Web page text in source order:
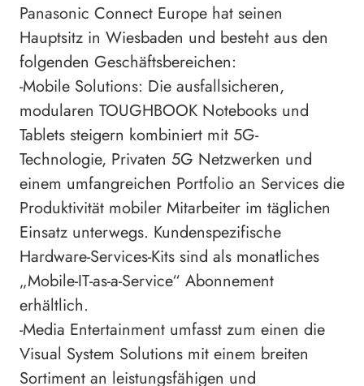
Panasonic Connect Europe hat seinen
Hauptsitz in Wiesbaden und besteht aus den
folgenden Geschäftsbereichen:
-Mobile Solutions: Die ausfallsicheren,
modularen TOUGHBOOK Notebooks und
Tablets steigern kombiniert mit 5G-
Technologie, Privaten 5G Netzwerken und
einem umfangreichen Portfolio an Services die
Produktivität mobiler Mitarbeiter im täglichen
Einsatz unterwegs. Kundenspezifische
Hardware-Services-Kits sind als monatliches
„Mobile-IT-as-a-Service“ Abonnement
erhältlich.
-Media Entertainment umfasst zum einen die
Visual System Solutions mit einem breiten
Sortiment an leistungsfähigen und